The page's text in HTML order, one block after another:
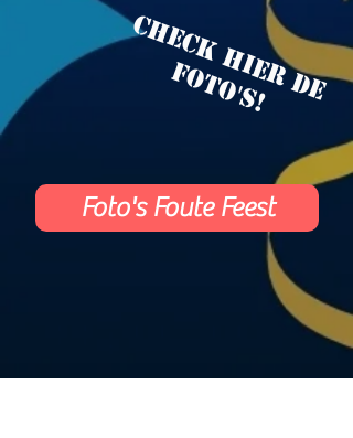
C
h
e
c
k
h
i
e
r
d
e
f
o
t
o
's
!
Foto's Foute Feest